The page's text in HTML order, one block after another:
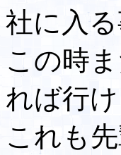
社に入る
この時
れば行
これも